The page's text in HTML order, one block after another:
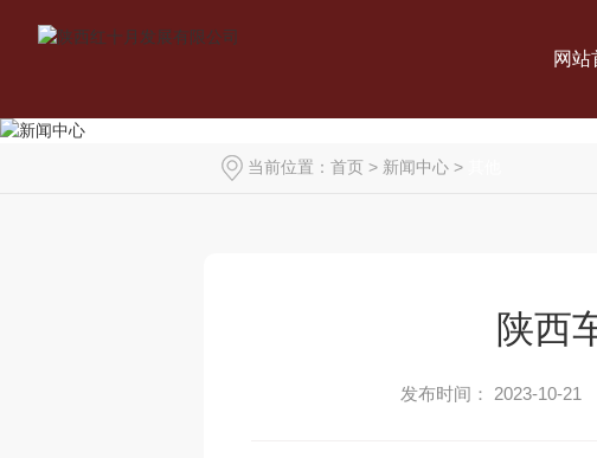
网站
当前位置： 首页 > 新闻中心 >
陕西
发布时间： 2023-10-21